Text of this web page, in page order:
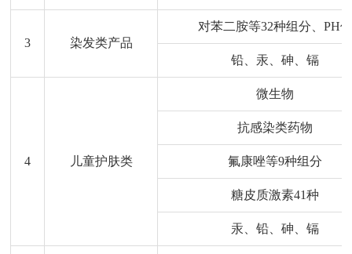
3 染发类产品
对苯二胺等32种组分、PH值
铅、汞、砷、镉
4 儿童护肤类
微生物
抗感染类药物
氟康唑等9种组分
糖皮质激素41种
汞、铅、砷、镉